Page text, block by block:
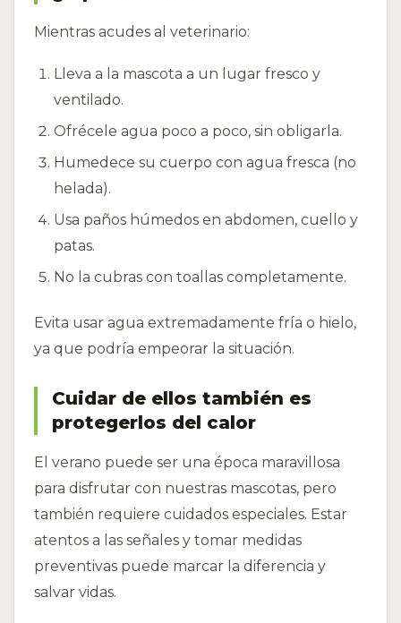
Mientras acudes al veterinario:
Lleva a la mascota a un lugar fresco y
ventilado.
Ofrécele agua poco a poco, sin obligarla.
Humedece su cuerpo con agua fresca (no
helada).
Usa paños húmedos en abdomen, cuello y
patas.
No la cubras con toallas completamente.
Evita usar agua extremadamente fría o hielo,
ya que podría empeorar la situación.
Cuidar de ellos también es
protegerlos del calor
El verano puede ser una época maravillosa
para disfrutar con nuestras mascotas, pero
también requiere cuidados especiales. Estar
atentos a las señales y tomar medidas
preventivas puede marcar la diferencia y
salvar vidas.